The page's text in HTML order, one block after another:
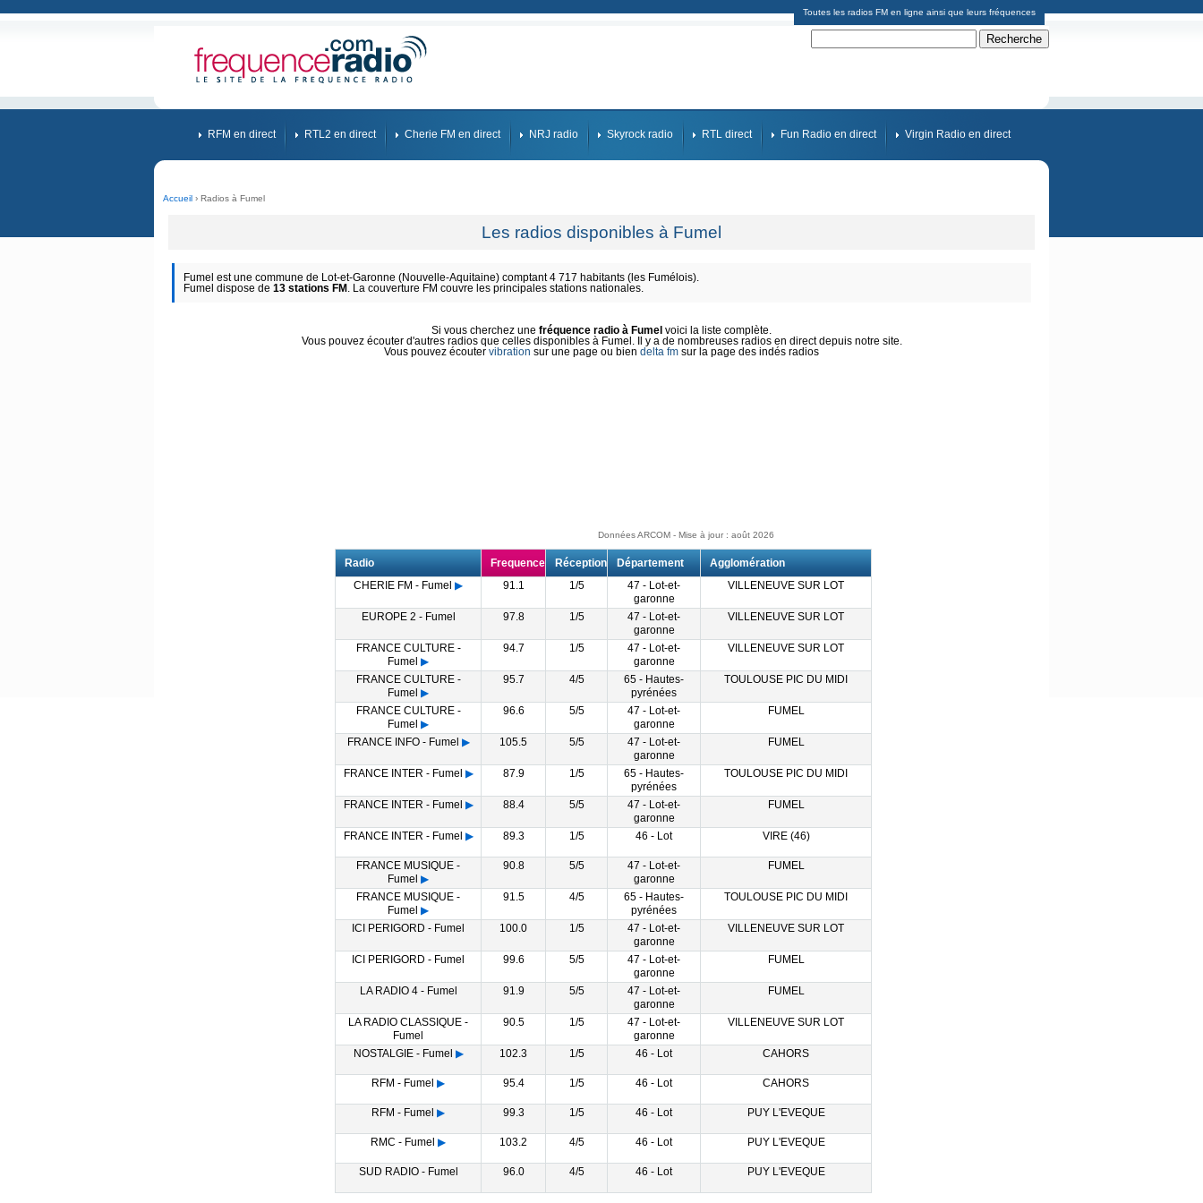
Toutes les radios FM en ligne ainsi que leurs fréquences
RFM en direct RTL2 en direct Cherie FM en direct NRJ radio Skyrock radio RTL direct Fun Radio en direct Virgin Radio en direct
Accueil › Radios à Fumel
Les radios disponibles à Fumel
Fumel est une commune de Lot-et-Garonne (Nouvelle-Aquitaine) comptant 4 717 habitants (les Fumélois).
Fumel dispose de 13 stations FM . La couverture FM couvre les principales stations nationales.
Si vous cherchez une fréquence radio à Fumel voici la liste complète.
Vous pouvez écouter d'autres radios que celles disponibles à Fumel. Il y a de nombreuses radios en direct depuis notre site.
Vous pouvez écouter vibration sur une page ou bien delta fm sur la page des indés radios
Données ARCOM - Mise à jour : août 2026
Radio Frequence Réception Département
Agglomération
CHERIE FM - Fumel ▶ 91.1 1/5
47 - Lot-et-
garonne
VILLENEUVE SUR LOT
EUROPE 2 - Fumel 97.8 1/5
47 - Lot-et-
garonne
VILLENEUVE SUR LOT
FRANCE CULTURE -
Fumel ▶
94.7 1/5
47 - Lot-et-
garonne
VILLENEUVE SUR LOT
FRANCE CULTURE -
Fumel ▶
95.7 4/5
65 - Hautes-
pyrénées
TOULOUSE PIC DU MIDI
FRANCE CULTURE -
Fumel ▶
96.6 5/5
47 - Lot-et-
garonne
FUMEL
FRANCE INFO - Fumel ▶ 105.5 5/5
47 - Lot-et-
garonne
FUMEL
FRANCE INTER - Fumel ▶ 87.9 1/5
65 - Hautes-
pyrénées
TOULOUSE PIC DU MIDI
FRANCE INTER - Fumel ▶ 88.4 5/5
47 - Lot-et-
garonne
FUMEL
FRANCE INTER - Fumel ▶ 89.3 1/5 46 - Lot VIRE (46)
FRANCE MUSIQUE -
Fumel ▶
90.8 5/5
47 - Lot-et-
garonne
FUMEL
FRANCE MUSIQUE -
Fumel ▶
91.5 4/5
65 - Hautes-
pyrénées
TOULOUSE PIC DU MIDI
ICI PERIGORD - Fumel 100.0 1/5
47 - Lot-et-
garonne
VILLENEUVE SUR LOT
ICI PERIGORD - Fumel 99.6 5/5
47 - Lot-et-
garonne
FUMEL
LA RADIO 4 - Fumel 91.9 5/5
47 - Lot-et-
garonne
FUMEL
LA RADIO CLASSIQUE -
Fumel
90.5 1/5
47 - Lot-et-
garonne
VILLENEUVE SUR LOT
NOSTALGIE - Fumel ▶ 102.3 1/5 46 - Lot CAHORS
RFM - Fumel ▶ 95.4 1/5 46 - Lot CAHORS
RFM - Fumel ▶ 99.3 1/5 46 - Lot PUY L'EVEQUE
RMC - Fumel ▶ 103.2 4/5 46 - Lot PUY L'EVEQUE
SUD RADIO - Fumel 96.0 4/5 46 - Lot PUY L'EVEQUE